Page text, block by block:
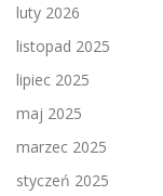
luty 2026
listopad 2025
lipiec 2025
maj 2025
marzec 2025
styczeń 2025